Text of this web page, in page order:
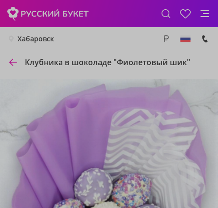
Хабаровск
Клубника в шоколаде "Фиолетовый шик"